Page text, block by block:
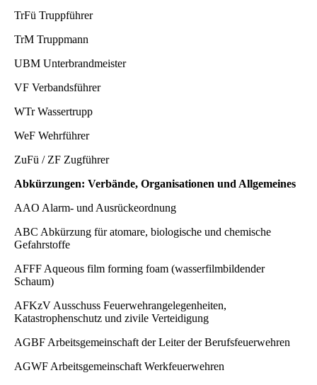
TrFü Truppführer
TrM Truppmann
UBM Unterbrandmeister
VF Verbandsführer
WTr Wassertrupp
WeF Wehrführer
ZuFü / ZF Zugführer
Abkürzungen: Verbände, Organisationen und Allgemeines
AAO Alarm- und Ausrückeordnung
ABC Abkürzung für atomare, biologische und chemische
Gefahrstoffe
AFFF Aqueous film forming foam (wasserfilmbildender
Schaum)
AFKzV Ausschuss Feuerwehrangelegenheiten,
Katastrophenschutz und zivile Verteidigung
AGBF Arbeitsgemeinschaft der Leiter der Berufsfeuerwehren
AGWF Arbeitsgemeinschaft Werkfeuerwehren